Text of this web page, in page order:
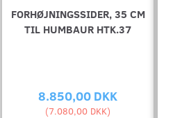
FORHØJNINGSSIDER, 35 CM
TIL HUMBAUR HTK.37
8.850,00 DKK
(7.080,00 DKK)